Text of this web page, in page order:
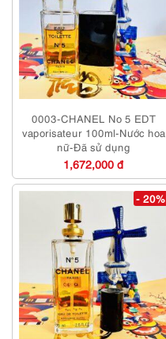
0003-CHANEL No 5 EDT
vaporisateur 100ml-Nước hoa
nữ-Đã sử dụng
1,672,000 đ
- 20%